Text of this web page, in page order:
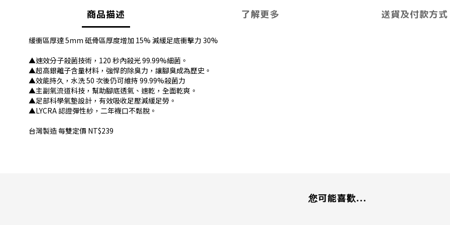
商品描述 了解更多 送貨及付款方式
緩衝區厚達 5mm 砥骨區厚度增加 15% 減緩足底衝擊力 30%
▲速效分子殺菌技術，120 秒內殺光 99.99%細菌。
▲超高銀離子含量材料，強悍的除臭力，讓腳臭成為歷史。
▲效能持久，水洗 50 次後仍可維持 99.99%殺菌力
▲主副氣流道科技，幫助腳底透氣、速乾，全面乾爽。
▲足部科學氣墊設計，有效吸收足壓減緩足勞。
▲LYCRA 認證彈性紗，二年襪口不鬆脫。
台灣製造 每雙定價 NT$239
您可能喜歡...